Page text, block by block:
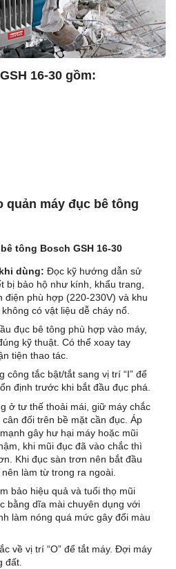
16-30 gồm:
quản máy đục bê tông
tông Bosch GSH 16-30
dùng: Đọc kỹ hướng dẫn sử
bị bảo hộ như kính, khẩu trang,
điện phù hợp (220-230V) và khu
có vật liệu dễ cháy nổ.
đục bê tông phù hợp vào máy,
kỹ thuật. Có thể xoay tay
tiện thao tác.
công tắc bật/tắt sang vị trí “I” để
định trước khi bắt đầu đục phá.
ở tư thế thoải mái, giữ máy chắc
đối trên bề mặt cần đục. Áp
gây hư hại máy hoặc mũi
khi mũi đục đã vào chắc thì
Khi đục sàn trơn nên bắt đầu
làm từ trong ra ngoài.
bảo hiệu quả và tuổi thọ mũi
bằng dĩa mài chuyên dụng với
làm nóng quá mức gây đổi màu
về vị trí “O” để tắt máy. Đợi máy
đất.